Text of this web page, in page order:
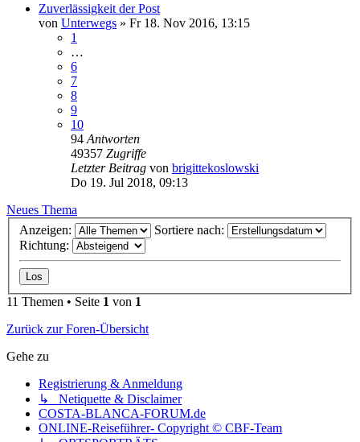
Zuverlässigkeit der Post
von Unterwegs » Fr 18. Nov 2016, 13:15
1
…
6
7
8
9
10
94 Antworten
49357 Zugriffe
Letzter Beitrag von brigittekoslowski
Do 19. Jul 2018, 09:13
Neues Thema
Anzeigen:
Sortiere nach:
Richtung:
11 Themen • Seite 1 von 1
Zurück zur Foren-Übersicht
Gehe zu
Registrierung & Anmeldung
↳ Netiquette & Disclaimer
COSTA-BLANCA-FORUM.de
ONLINE-Reiseführer- Copyright © CBF-Team